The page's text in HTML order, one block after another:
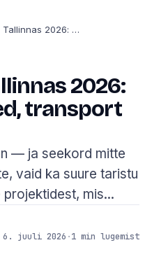
Mis muutub Tallinnas 2026: suured ehitused, transport ja linnaruum
2026:
transport
— ja seekord mitte
vaid ka suure taristu
mis...
6. juuli 2026 ·1 min lugemist